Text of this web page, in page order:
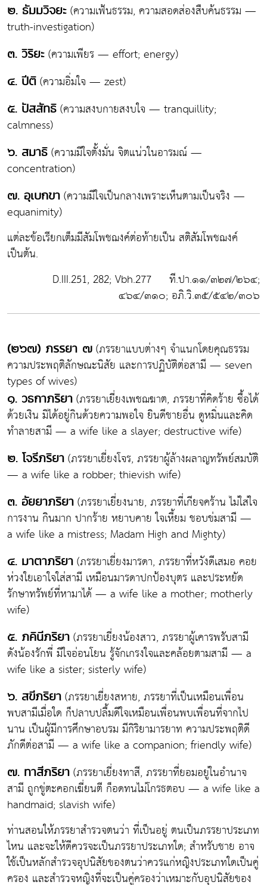
๒. ธัมมวิจยะ (ความเฟ้นธรรม, ความสอดส่องสืบค้นธรรม —
truth-investigation)
๓. วิริยะ (ความเพียร — effort; energy)
๔. ปีติ (ความอิ่มใจ — zest)
๕. ปัสสัทธิ (ความสงบกายสงบใจ — tranquillity;
calmness)
๖. สมาธิ (ความมีใจตั้งมั่น จิตแน่วในอารมณ์ —
concentration)
๗. อุเบกขา (ความมีใจเป็นกลางเพราะเห็นตามเป็นจริง —
equanimity)
แต่ละข้อเรียกเต็มมีสัมโพชฌงค์ต่อท้ายเป็น สติสัมโพชฌงค์
เป็นต้น.
D.III.251, 282; Vbh.277 ที.ปา.๑๑/๓๒๗/๒๖๔;
๔๖๔/๓๑๐; อภิ.วิ.๓๕/๕๔๒/๓๐๖
(๒๖๗) ภรรยา ๗ (ภรรยาแบบต่างๆ จำแนกโดยคุณธรรม
ความประพฤติลักษณะนิสัย และการปฏิบัติต่อสามี — seven
types of wives)
๑. วธกาภริยา (ภรรยาเยี่ยงเพชฌฆาต, ภรรยาที่คิดร้าย ซื้อได้
ด้วยเงิน มิได้อยู่กินด้วยความพอใจ ยินดีชายอื่น ดูหมิ่นและคิด
ทำลายสามี — a wife like a slayer; destructive wife)
๒. โจรีภริยา (ภรรยาเยี่ยงโจร, ภรรยาผู้ล้างผลาญทรัพย์สมบัติ
— a wife like a robber; thievish wife)
๓. อัยยาภริยา (ภรรยาเยี่ยงนาย, ภรรยาที่เกียจคร้าน ไม่ใส่ใจ
การงาน กินมาก ปากร้าย หยาบคาย ใจเหี้ยม ชอบข่มสามี —
a wife like a mistress; Madam High and Mighty)
๔. มาตาภริยา (ภรรยาเยี่ยงมารดา, ภรรยาที่หวังดีเสมอ คอย
ห่วงใยเอาใจใส่สามี เหมือนมารดาปกป้องบุตร และประหยัด
รักษาทรัพย์ที่หามาได้ — a wife like a mother; motherly
wife)
๕. ภคินีภริยา (ภรรยาเยี่ยงน้องสาว, ภรรยาผู้เคารพรับสามี
ดังน้องรักพี่ มีใจอ่อนโยน รู้จักเกรงใจและคล้อยตามสามี — a
wife like a sister; sisterly wife)
๖. สขีภริยา (ภรรยาเยี่ยงสหาย, ภรรยาที่เป็นเหมือนเพื่อน
พบสามีเมื่อใด ก็ปลาบปลื้มดีใจเหมือนเพื่อนพบเพื่อนที่จากไป
นาน เป็นผู้มีการศึกษาอบรม มีกิริยามารยาท ความประพฤติดี
ภักดีต่อสามี — a wife like a companion; friendly wife)
๗. ทาสีภริยา (ภรรยาเยี่ยงทาสี, ภรรยาที่ยอมอยู่ในอำนาจ
สามี ถูกขู่ตะคอกเฆี่ยนตี ก็อดทนไม่โกรธตอบ — a wife like a
handmaid; slavish wife)
ท่านสอนให้ภรรยาสำรวจตนว่า ที่เป็นอยู่ ตนเป็นภรรยาประเภท
ไหน และจะให้ดีควรจะเป็นภรรยาประเภทใด; สำหรับชาย อาจ
ใช้เป็นหลักสำรวจอุปนิสัยของตนว่าควรแก่หญิงประเภทใดเป็นคู่
ครอง และสำรวจหญิงที่จะเป็นคู่ครองว่าเหมาะกับอุปนิสัยของ